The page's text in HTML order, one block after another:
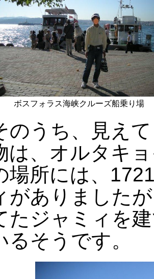
ボスフォラス海峡クルーズ船乗り場
のうち、見え
は、オルタキ
場所には、
がありました
たジャミィを
るそうです。